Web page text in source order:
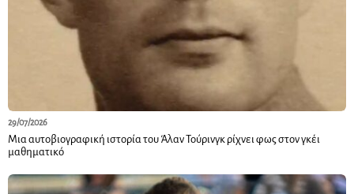
29/07/2026
Μια αυτοβιογραφική ιστορία του Άλαν Τούρινγκ ρίχνει φως στον γκέι
μαθηματικό